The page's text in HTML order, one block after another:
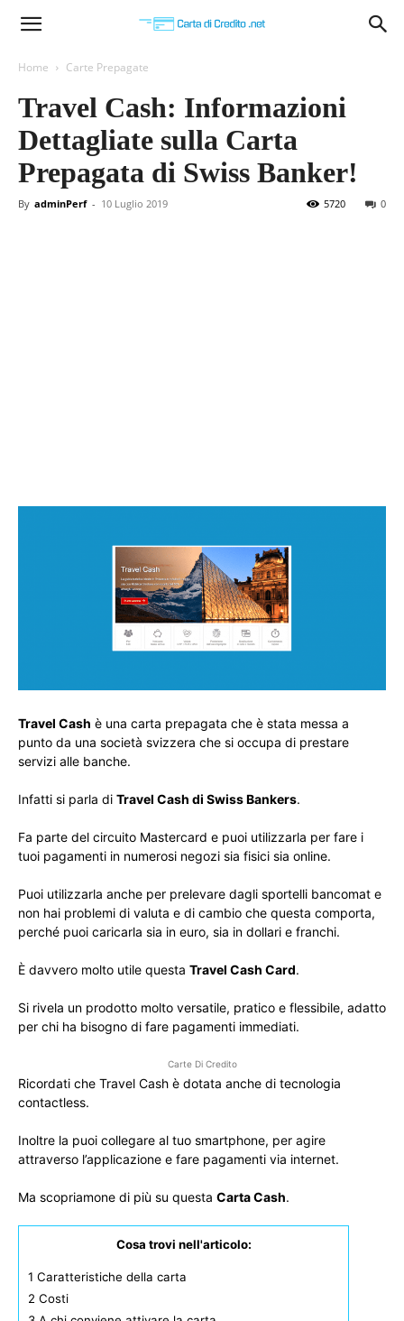
Carta
Credito
Home Carte Prepagate
Travel Cash: Informazioni
Dettagliate sulla Carta
Prepagata di Swiss Banker!
By adminPerf - 10 Luglio 2019 0
5720
Travel Cash è una carta prepagata che è stata messa a
punto da una società svizzera che si occupa di prestare
servizi alle banche.
Infatti si parla di Travel Cash di Swiss Bankers.
Fa parte del circuito Mastercard e puoi utilizzarla per fare i
tuoi pagamenti in numerosi negozi sia fisici sia online.
Puoi utilizzarla anche per prelevare dagli sportelli bancomat e
non hai problemi di valuta e di cambio che questa comporta,
perché puoi caricarla sia in euro, sia in dollari e franchi.
È davvero molto utile questa Travel Cash Card.
Si rivela un prodotto molto versatile, pratico e flessibile, adatto
per chi ha bisogno di fare pagamenti immediati.
Carte Di Credito
Ricordati che Travel Cash è dotata anche di tecnologia
contactless.
Inoltre la puoi collegare al tuo smartphone, per agire
attraverso l’applicazione e fare pagamenti via internet.
Ma scopriamone di più su questa Carta Cash.
Cosa trovi nell'articolo:
1 Caratteristiche della carta
2 Costi